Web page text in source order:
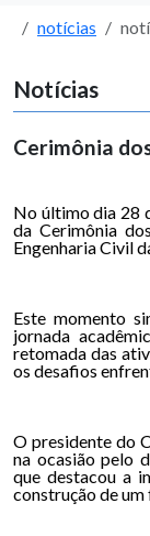
notícias
Notícias
Cerimônia
No último dia 28
da Cerimônia
Engenharia Civil
Este momento
jornada
retomada das
os desafios
O presidente do
na ocasião pelo
que destacou a
construção de